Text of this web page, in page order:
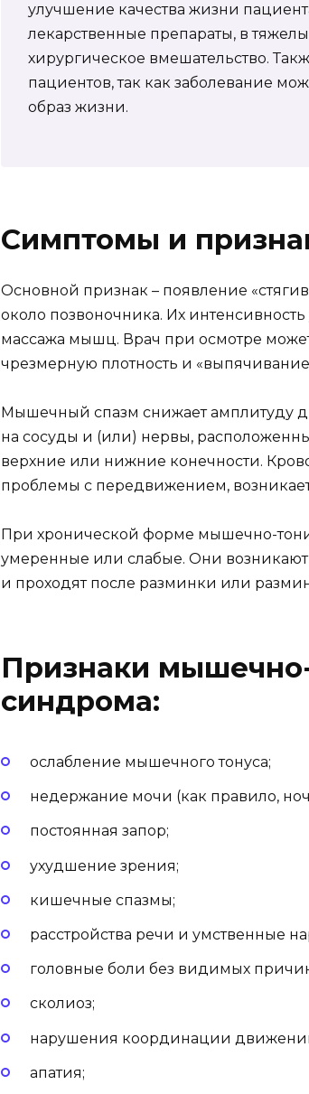
улучшение качества жизни
лекарственные препараты, в
хирургическое вмешательство.
пациентов, так как заболевание
образ жизни.
Симптомы и
Основной признак – появление
около позвоночника. Их
массажа мышц. Врач при осмотре
чрезмерную плотность и
Мышечный спазм снижает амплитуду
на сосуды и (или) нервы,
верхние или нижние конечности.
проблемы с передвижением,
При хронической форме мышечно-
умеренные или слабые. Они
и проходят после разминки или
Признаки
синдрома:
ослабление мышечного тонуса;
недержание мочи (как правило,
постоянная запор;
ухудшение зрения;
кишечные спазмы;
расстройства речи и умственные
головные боли без видимых
сколиоз;
нарушения координации
апатия;